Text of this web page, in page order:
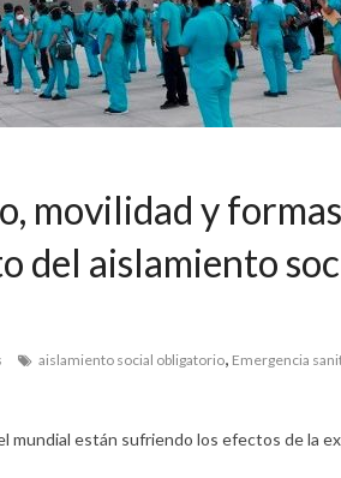
movilidad y
del aislamiento
aislamiento social obligatorio, Emergencia
mundial están sufriendo los efectos de la